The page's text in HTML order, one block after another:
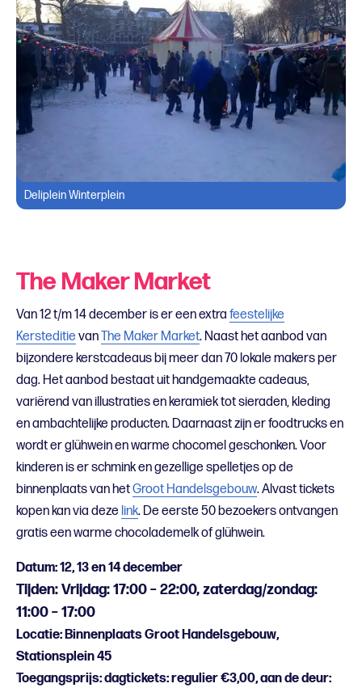
Deliplein Winterplein
The Maker Market
Van 12 t/m 14 december is er een extra feestelijke
Kersteditie van The Maker Market. Naast het aanbod van
bijzondere kerstcadeaus bij meer dan 70 lokale makers per
dag. Het aanbod bestaat uit handgemaakte cadeaus,
variërend van illustraties en keramiek tot sieraden, kleding
en ambachtelijke producten. Daarnaast zijn er foodtrucks en
wordt er glühwein en warme chocomel geschonken. Voor
kinderen is er schmink en gezellige spelletjes op de
binnenplaats van hetGroot Handelsgebouw. Alvast tickets
kopen kan via deze link. De eerste 50 bezoekers ontvangen
gratis een warme chocolademelk of glühwein.
Datum: 12, 13 en 14 december
Tijden: Vrijdag: 17:00 – 22:00, zaterdag/zondag:
11:00 – 17:00
Locatie: Binnenplaats Groot Handelsgebouw,
Stationsplein 45
Toegangsprijs: dagtickets: regulier €3,00, aan de deur: